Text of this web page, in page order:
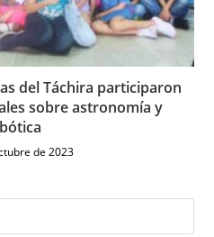
del Táchira participaron
sobre astronomía y
de 2023